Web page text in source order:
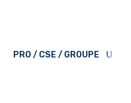
PRO / CSE / GROUPE